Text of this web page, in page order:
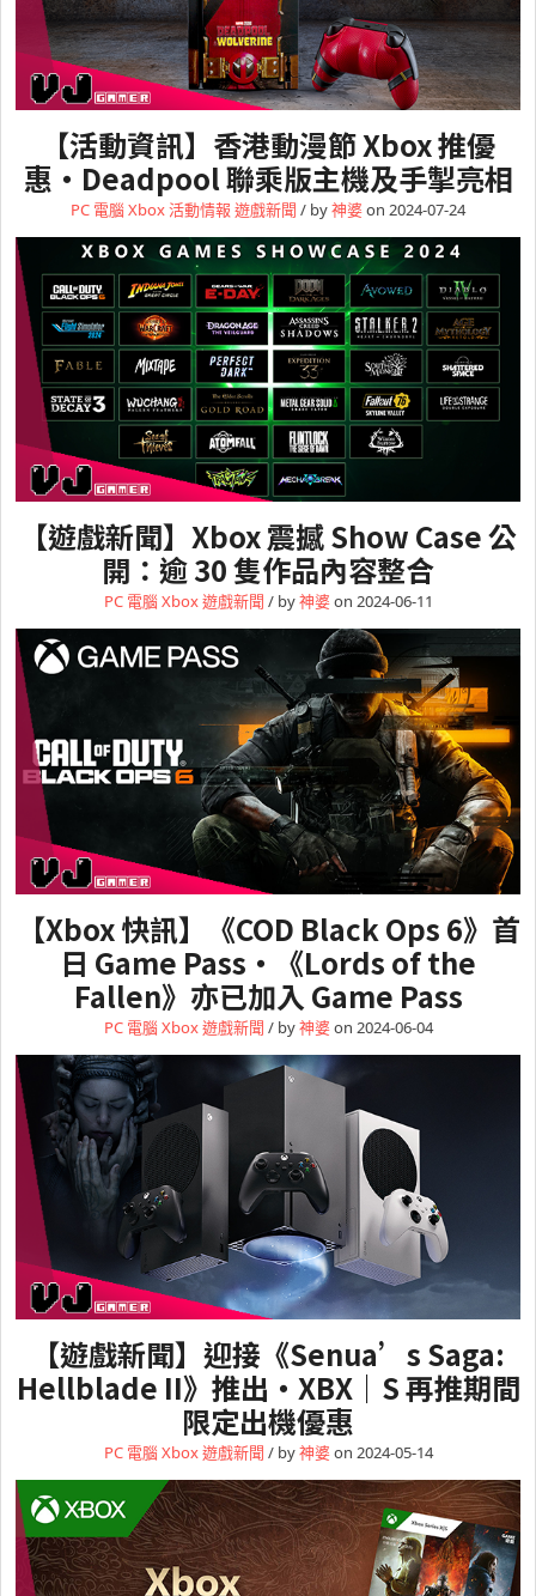
【活動資訊】香港動漫節 Xbox 推優
惠・Deadpool 聯乘版主機及手掣亮相
PC 電腦Xbox活動情報 遊戲新聞 / by神婆on 2024-07-24
【遊戲新聞】Xbox 震撼 Show Case 公
開：逾 30 隻作品內容整合
PC 電腦Xbox遊戲新聞 / by神婆on 2024-06-11
【Xbox 快訊】《COD Black Ops 6》首
日 Game Pass・《Lords of the
Fallen》亦已加入 Game Pass
PC 電腦Xbox遊戲新聞 / by神婆on 2024-06-04
【遊戲新聞】迎接《Senua’s Saga:
Hellblade II》推出・XBX｜S 再推期間
限定出機優惠
PC 電腦Xbox遊戲新聞 / by神婆on 2024-05-14